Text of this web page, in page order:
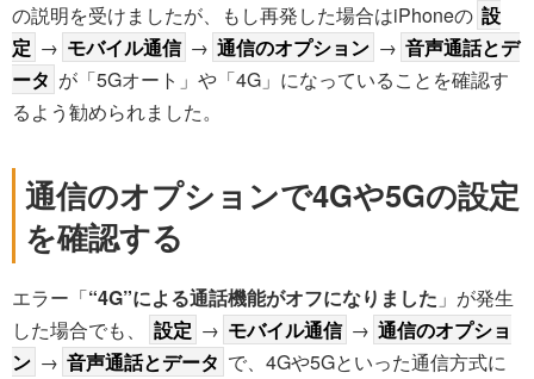
の説明を受けましたが、もし再発した場合はiPhoneの 設
定 → モバイル通信 → 通信のオプション → 音声通話とデ
ータ が「5Gオート」や「4G」になっていることを確認す
るよう勧められました。
通信のオプションで4Gや5Gの設定
を確認する
エラー「“4G”による通話機能がオフになりました 」が発生
した場合でも、
設定 → モバイル通信 → 通信のオプショ
ン → 音声通話とデータ で、4Gや5Gといった通信方式に